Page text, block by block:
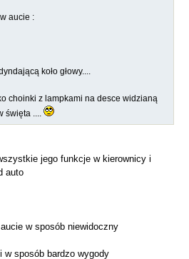
aucie :
koło głowy....
choinki z lampkami na desce widzianą
święta ....
jego funkcje w kierownicy i
auto
w sposób niewidoczny
sposób bardzo wygody